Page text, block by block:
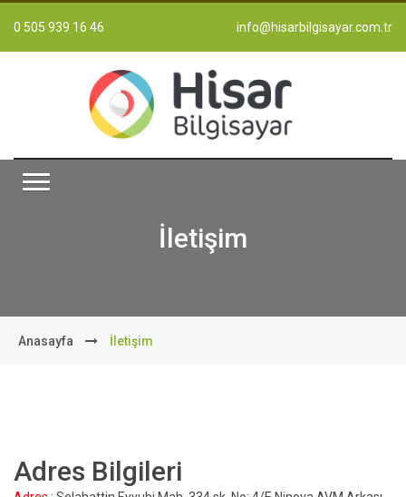
0 505 939 16 46 info@hisarbilgisayar.com.tr
İletişim
Anasayfa İletişim
Adres Bilgileri